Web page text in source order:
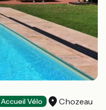
Accueil Vélo Chozeau